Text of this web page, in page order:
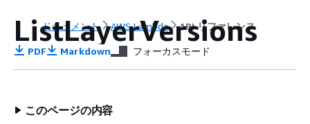
ドキュメント AWS Lambda API リファレンス
ListLayerVersions
PDF Markdown フォーカスモード
このページの内容